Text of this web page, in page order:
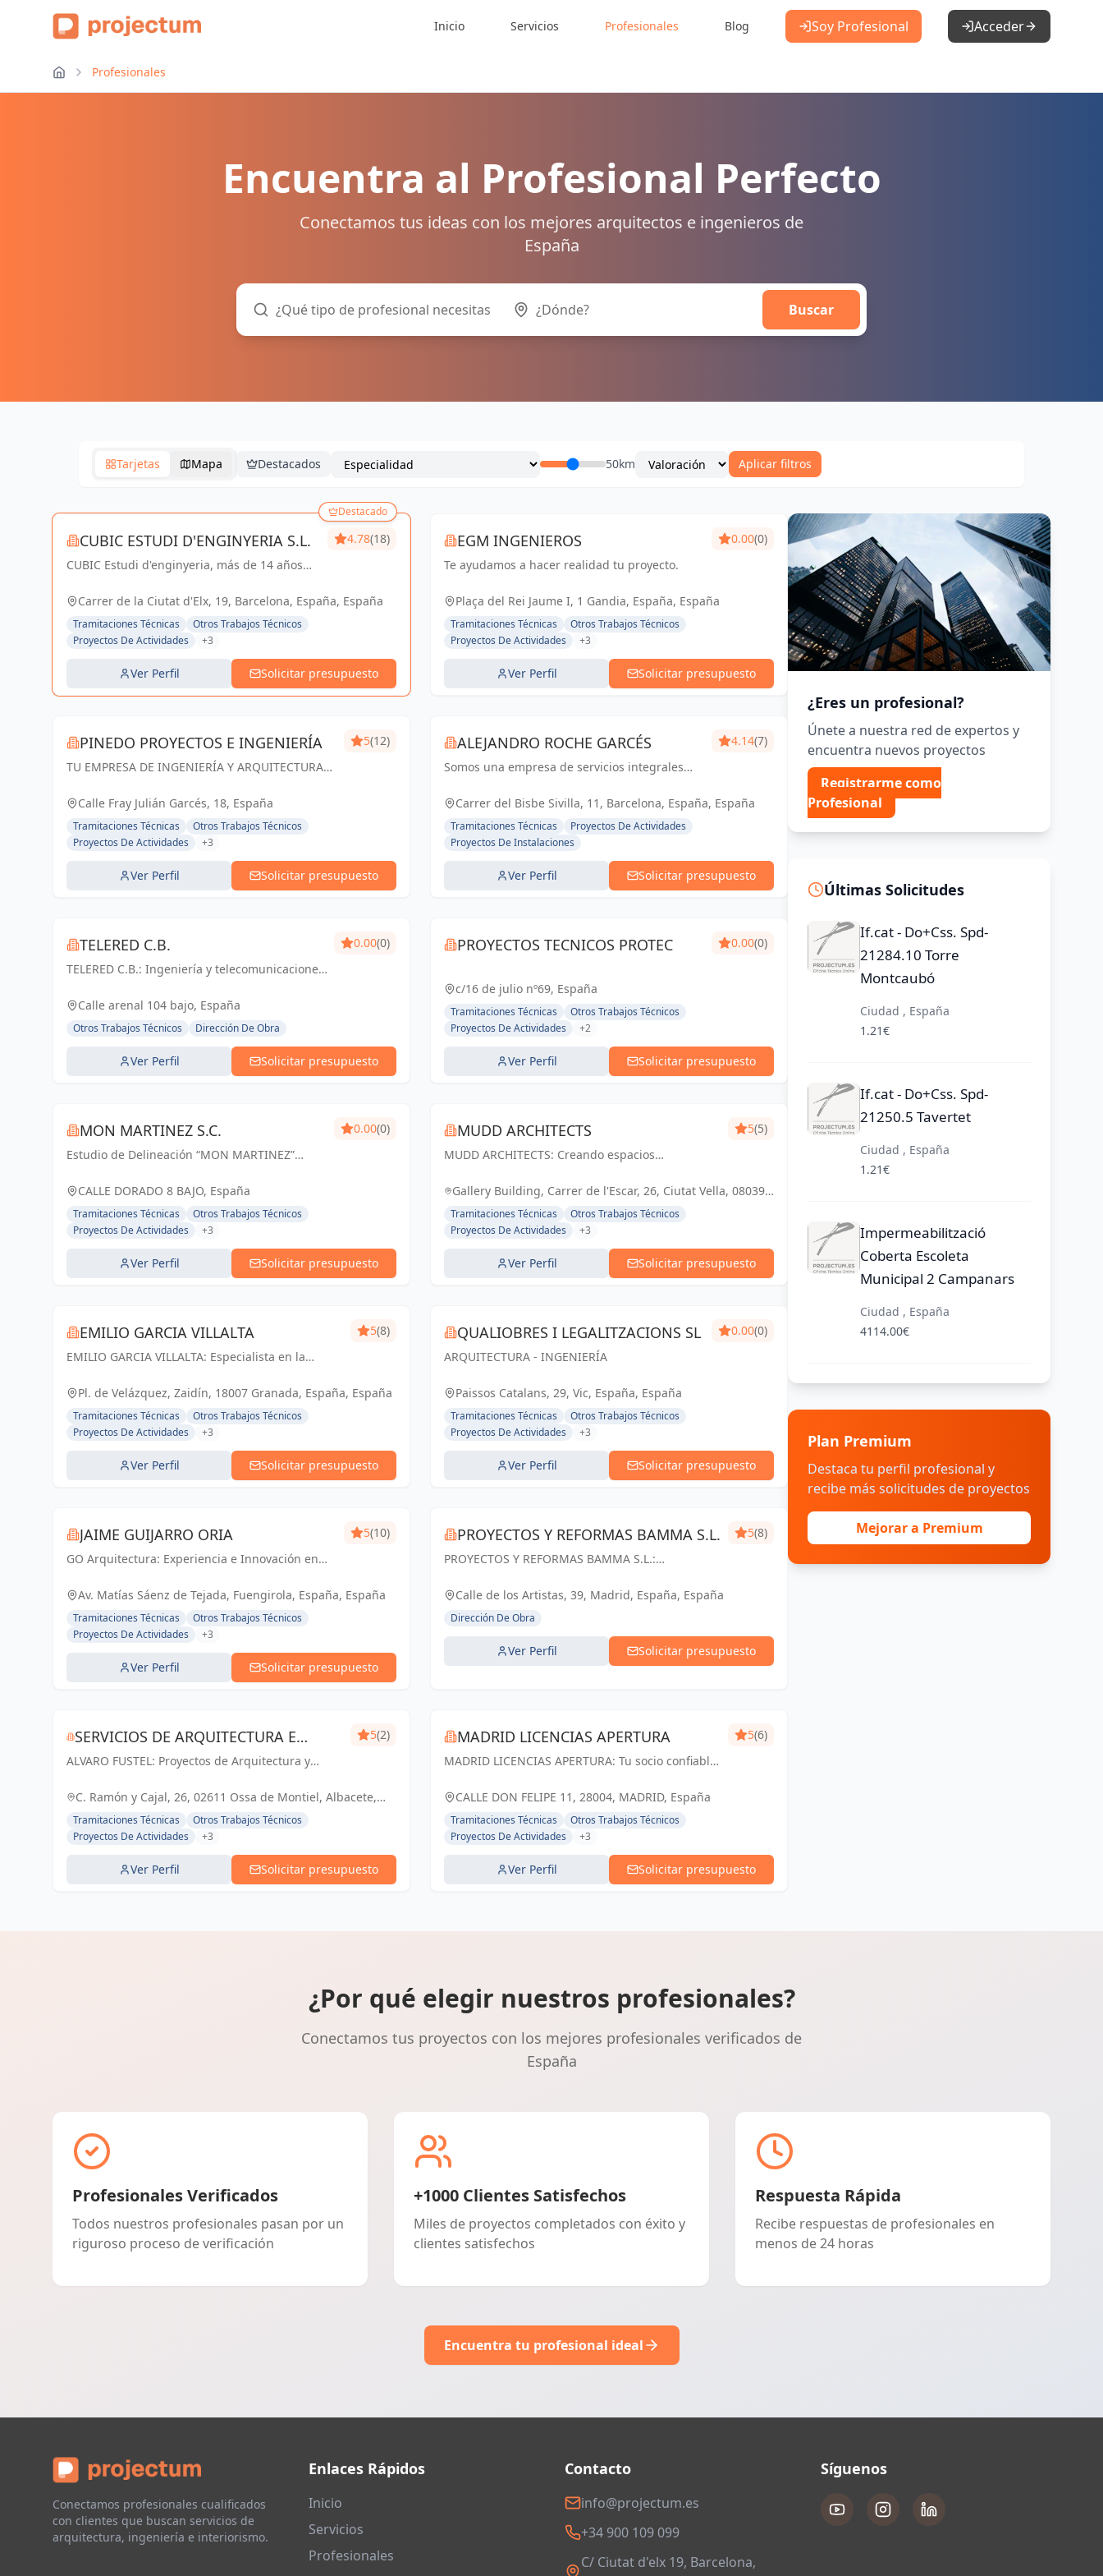
Inicio Servicios Profesionales Blog Soy Profesional Acceder
Profesionales
Encuentra al Profesional Perfecto
Conectamos tus ideas con los mejores arquitectos e ingenieros de
España
Buscar
Tarjetas Mapa Destacados 50km Aplicar filtros
Destacado
CUBIC ESTUDI D'ENGINYERIA S.L.
CUBIC Estudi d'enginyeria, más de 14 años
Ingeniería con una trayectoria sólida y exitosa
4.78(18)
Carrer de la Ciutat d'Elx, 19, Barcelona, España, España
Tramitaciones Técnicas
Otros Trabajos Técnicos
Proyectos De Actividades
+3
Ver Perfil Solicitar presupuesto
EGM INGENIEROS
Te ayudamos a hacer realidad tu proyecto.
0.00(0)
Plaça del Rei Jaume I, 1 Gandia, España, España
Tramitaciones Técnicas
Otros Trabajos Técnicos
Proyectos De Actividades
+3
Ver Perfil Solicitar presupuesto
PINEDO PROYECTOS E INGENIERÍA
TU EMPRESA DE INGENIERÍA Y ARQUITECTURA
Ingeniería y Arquitectura, Licencias de apertura
y Gestión de Obras
5(12)
Calle Fray Julián Garcés, 18, España
Tramitaciones Técnicas
Otros Trabajos Técnicos
Proyectos De Actividades
+3
Ver Perfil Solicitar presupuesto
ALEJANDRO ROCHE GARCÉS
Somos una empresa de servicios integrales
necesidades técnicas de nuestr@s clientes
conocimie...
4.14(7)
Carrer del Bisbe Sivilla, 11, Barcelona, España, España
Tramitaciones Técnicas
Proyectos De Actividades
Proyectos De Instalaciones
Ver Perfil Solicitar presupuesto
TELERED C.B.
TELERED C.B.: Ingeniería y telecomunicaciones
integrales, calidad y experiencia en Vigo y
0.00(0)
Calle arenal 104 bajo, España
Otros Trabajos Técnicos Dirección De Obra
Ver Perfil Solicitar presupuesto
PROYECTOS TECNICOS PROTEC 0.00(0)
c/16 de julio nº69, España
Tramitaciones Técnicas
Otros Trabajos Técnicos
Proyectos De Actividades
+2
Ver Perfil Solicitar presupuesto
MON MARTINEZ S.C.
Estudio de Delineación “MON MARTINEZ”
25 años de experiencia. Entendemos nuestro
trabajo, como parte importante de un trabajo...
0.00(0)
CALLE DORADO 8 BAJO, España
Tramitaciones Técnicas
Otros Trabajos Técnicos
Proyectos De Actividades
+3
Ver Perfil Solicitar presupuesto
MUDD ARCHITECTS
MUDD ARCHITECTS: Creando espacios
visión, nuestra realidad.
5(5)
Gallery Building, Carrer de l'Escar, 26, Ciutat Vella, 08039
Barcelona, España, España
Tramitaciones Técnicas
Otros Trabajos Técnicos
Proyectos De Actividades
+3
Ver Perfil Solicitar presupuesto
EMILIO GARCIA VILLALTA
EMILIO GARCIA VILLALTA: Especialista en la
5(8)
Pl. de Velázquez, Zaidín, 18007 Granada, España, España
Tramitaciones Técnicas
Otros Trabajos Técnicos
Proyectos De Actividades
+3
Ver Perfil Solicitar presupuesto
QUALIOBRES I LEGALITZACIONS SL
ARQUITECTURA - INGENIERÍA
0.00(0)
Paissos Catalans, 29, Vic, España, España
Tramitaciones Técnicas
Otros Trabajos Técnicos
Proyectos De Actividades
+3
Ver Perfil Solicitar presupuesto
JAIME GUIJARRO ORIA
GO Arquitectura: Experiencia e Innovación en
Con Seriedad, Confianza, Rapidez y Economía
como pilares, ofrecemos soluciones...
5(10)
Av. Matías Sáenz de Tejada, Fuengirola, España, España
Tramitaciones Técnicas
Otros Trabajos Técnicos
Proyectos De Actividades
+3
Ver Perfil Solicitar presupuesto
PROYECTOS Y REFORMAS BAMMA S.L.
PROYECTOS Y REFORMAS BAMMA S.L.:
espacios en Madrid. Tu visión, nuestra pasión.
5(8)
Calle de los Artistas, 39, Madrid, España, España
Dirección De Obra
Ver Perfil Solicitar presupuesto
SERVICIOS DE ARQUITECTURA E
INMOBILIARIA ÁLVARO FUSTEL
ALVARO FUSTEL: Proyectos de Arquitectura y
Madrid
5(2)
C. Ramón y Cajal, 26, 02611 Ossa de Montiel, Albacete,
España, España
Tramitaciones Técnicas
Otros Trabajos Técnicos
Proyectos De Actividades
+3
Ver Perfil Solicitar presupuesto
MADRID LICENCIAS APERTURA
MADRID LICENCIAS APERTURA: Tu socio confiable
Madrid. Cumplimos tus expectativas.
5(6)
CALLE DON FELIPE 11, 28004, MADRID, España
Tramitaciones Técnicas
Otros Trabajos Técnicos
Proyectos De Actividades
+3
Ver Perfil Solicitar presupuesto
¿Eres un profesional?
Únete a nuestra red de expertos y
encuentra nuevos proyectos
Registrarme como
Profesional
Últimas Solicitudes
If.cat - Do+Css. Spd-
21284.10 Torre
Montcaubó
Ciudad , España
1.21€
If.cat - Do+Css. Spd-
21250.5 Tavertet
Ciudad , España
1.21€
Impermeabilització
Coberta Escoleta
Municipal 2 Campanars
Ciudad , España
4114.00€
Plan Premium
Destaca tu perfil profesional y
recibe más solicitudes de proyectos
Mejorar a Premium
¿Por qué elegir nuestros profesionales?
Conectamos tus proyectos con los mejores profesionales verificados de
España
Profesionales Verificados
Todos nuestros profesionales pasan por un
riguroso proceso de verificación
+1000 Clientes Satisfechos
Miles de proyectos completados con éxito y
clientes satisfechos
Respuesta Rápida
Recibe respuestas de profesionales en
menos de 24 horas
Encuentra tu profesional ideal
Conectamos profesionales cualificados
con clientes que buscan servicios de
arquitectura, ingeniería e interiorismo.
Enlaces Rápidos
Inicio
Servicios
Profesionales
Contacto
info@projectum.es
+34 900 109 099
C/ Ciutat d'elx 19, Barcelona,
Síguenos